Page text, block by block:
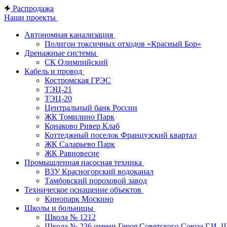
Распродажа
Наши проекты
Автономная канализация
Полигон токсичных отходов «Красный Бор»
Дренажные системы
СК Олимпийский
Кабель и провод
Костромская ГРЭС
ТЭЦ-21
ТЭЦ-20
Центральный банк России
ЖК Томилино Парк
Конаково Ривер Клаб
Коттеджный поселок Французский квартал
ЖК Саларьево Парк
ЖК Равновесие
Промышленная насосная техника
ВЗУ Красногорский водоканал
Тамбовский пороховой завод
Техническое оснащение объектов
Кинопарк Москино
Школы и больницы
Школа № 1212